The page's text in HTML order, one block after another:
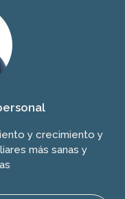
y crecimiento y
más sanas y